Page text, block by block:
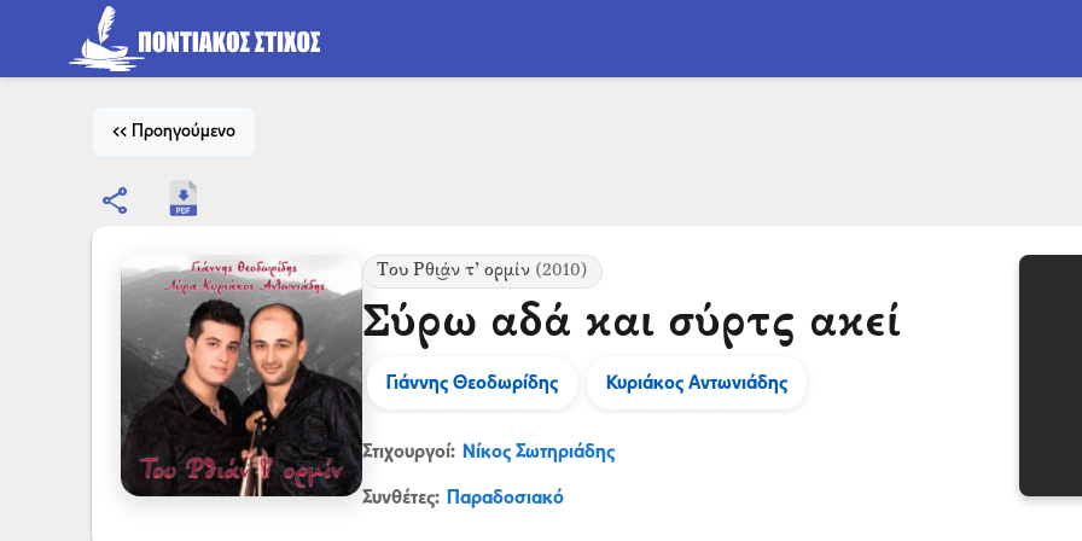
<< Προηγούμενο
share
Του Ρθι͜άν τ’ ορμίν (2010)
Σύρω αδά και σύρτς ακεί
Γιάννης Θεοδωρίδης Κυριάκος Αντωνιάδης
Στιχουργοί: Νίκος Σωτηριάδης
Συνθέτες: Παραδοσιακό